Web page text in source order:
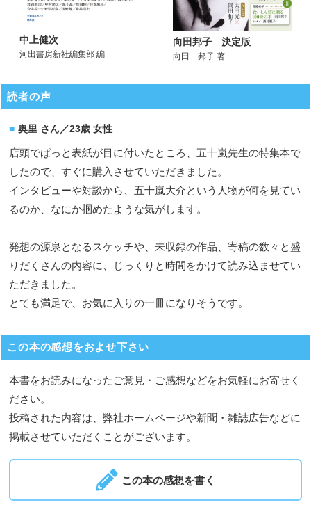
中上健次
河出書房新社編集部 編
向田邦子 決定版
向田 邦子 著
読者の声
奥里 さん／23歳 女性
店頭でぱっと表紙が目に付いたところ、五十嵐先生の特集本で
したので、すぐに購入させていただきました。
インタビューや対談から、五十嵐大介という人物が何を見てい
るのか、なにか掴めたような気がします。
発想の源泉となるスケッチや、未収録の作品、寄稿の数々と盛
りだくさんの内容に、じっくりと時間をかけて読み込ませてい
ただきました。
とても満足で、お気に入りの一冊になりそうです。
この本の感想をおよせ下さい
本書をお読みになったご意見・ご感想などをお気軽にお寄せく
ださい。
投稿された内容は、弊社ホームページや新聞・雑誌広告などに
掲載させていただくことがございます。
この本の感想を書く